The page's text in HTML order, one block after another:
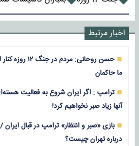
اخبار مرتبط
حسن روحانی:
ما حاکمان
ترامپ : اگر ایران شروع به فعالیت
آنها زیاد صبر نخواهیم کرد!
بازی «صبر و انتظار» ترامپ در قبال
درباره تهران چیست؟